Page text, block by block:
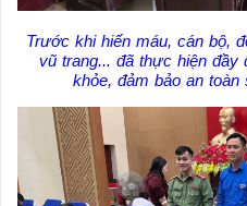
Trước khi hiến máu, cán bộ,
vũ trang... đã thực hiện
khỏe, đảm bảo an